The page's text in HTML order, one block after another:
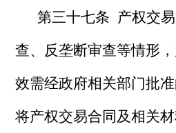
第三十七条 产权交
查、反垄断审查等情形
效需经政府相关部门批
将产权交易合同及相关